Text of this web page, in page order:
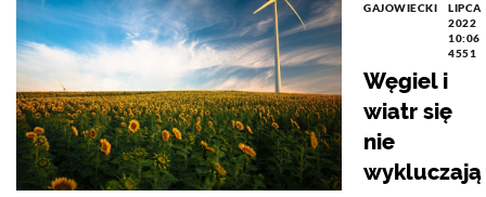
GAJOWIECKI
LIPCA
2022
10:06
4551
Węgiel i
wiatr się
nie
wykluczają